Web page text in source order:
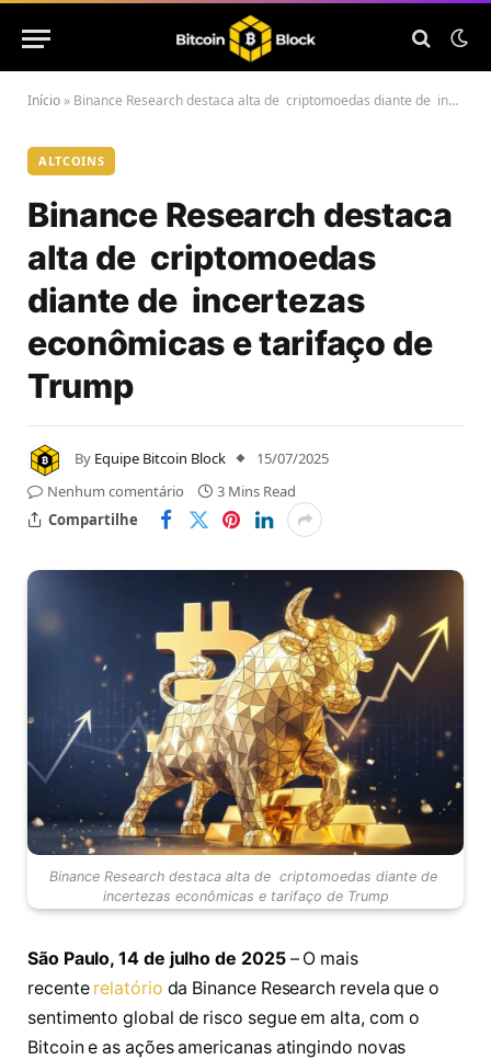
Início » Binance Research destaca alta de criptomoedas diante de incertezas econômicas e tarifaço de Trump
ALTCOINS
Binance Research destaca
alta de criptomoedas
diante de incertezas
econômicas e tarifaço de
Trump
By Equipe Bitcoin Block
15/07/2025
Nenhum comentário
3 Mins Read
Compartilhe
Binance Research destaca alta de criptomoedas diante de
incertezas econômicas e tarifaço de Trump
São Paulo, 14 de julho de 2025– O mais
recente relatório da Binance Research revela que o
sentimento global de risco segue em alta, com o
Bitcoin e as ações americanas atingindo novas